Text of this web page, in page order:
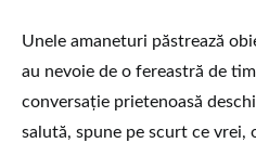
Unele amaneturi păstrează
au nevoie de o fereastră de
conversație prietenoasă
salută, spune pe scurt ce